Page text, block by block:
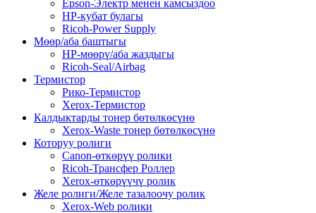
Epson-Электр менен камсыздоо
HP-кубат булагы
Ricoh-Power Supply
Мөөр/аба баштыгы
HP-мөөрү/аба жаздыгы
Ricoh-Seal/Airbag
Термистор
Рико-Термистор
Xerox-Термистор
Калдыктарды тонер бөтөлкөсүнө
Xerox-Waste тонер бөтөлкөсүнө
Которуу ролиги
Canon-өткөрүү ролики
Ricoh-Трансфер Роллер
Xerox-өткөрүүчү ролик
Желе ролиги/Желе тазалоочу ролик
Xerox-Web ролики